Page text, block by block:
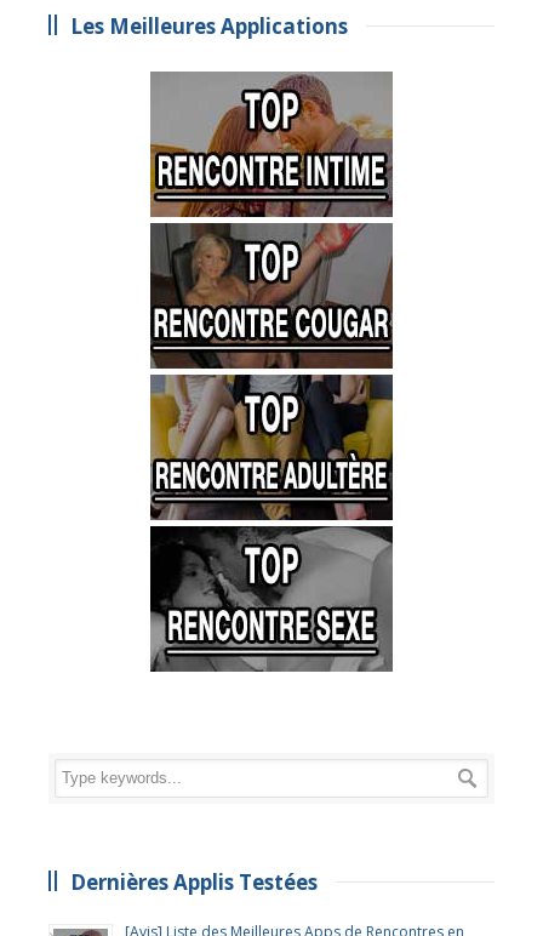
Les Meilleures Applications
Dernières Applis Testées
[Avis] Liste des Meilleures Apps de Rencontres en